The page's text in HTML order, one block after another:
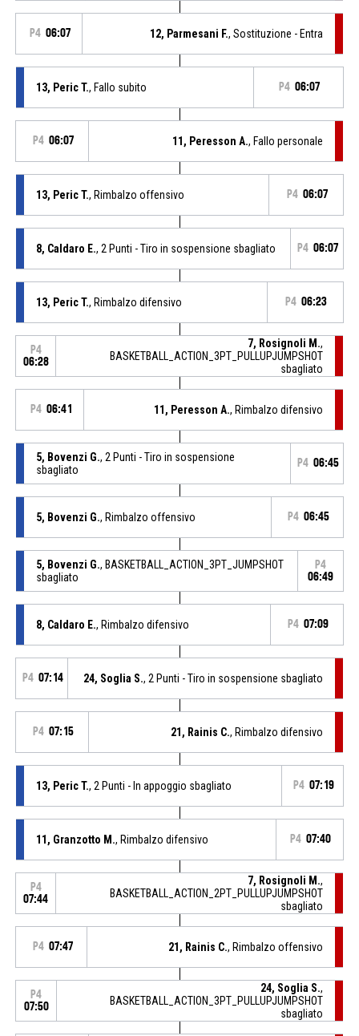
P4 06:07 12, Parmesani F., Sostituzione - Entra
13, Peric T., Fallo subito P4 06:07
P4 06:07 11, Peresson A., Fallo personale
13, Peric T., Rimbalzo offensivo P4 06:07
8, Caldaro E., 2 Punti - Tiro in sospensione sbagliato P4 06:07
13, Peric T., Rimbalzo difensivo P4 06:23
P4
06:28
7, Rosignoli M.,
BASKETBALL_ACTION_3PT_PULLUPJUMPSHOT
sbagliato
P4 06:41 11, Peresson A., Rimbalzo difensivo
5, Bovenzi G., 2 Punti - Tiro in sospensione
sbagliato
P4 06:45
5, Bovenzi G., Rimbalzo offensivo P4 06:45
5, Bovenzi G., BASKETBALL_ACTION_3PT_JUMPSHOT
sbagliato
P4
06:49
8, Caldaro E., Rimbalzo difensivo P4 07:09
P4 07:14 24, Soglia S., 2 Punti - Tiro in sospensione sbagliato
P4 07:15 21, Rainis C., Rimbalzo difensivo
13, Peric T., 2 Punti - In appoggio sbagliato P4 07:19
11, Granzotto M., Rimbalzo difensivo P4 07:40
P4
07:44
7, Rosignoli M.,
BASKETBALL_ACTION_2PT_PULLUPJUMPSHOT
sbagliato
P4 07:47 21, Rainis C., Rimbalzo offensivo
P4
07:50
24, Soglia S.,
BASKETBALL_ACTION_3PT_PULLUPJUMPSHOT
sbagliato